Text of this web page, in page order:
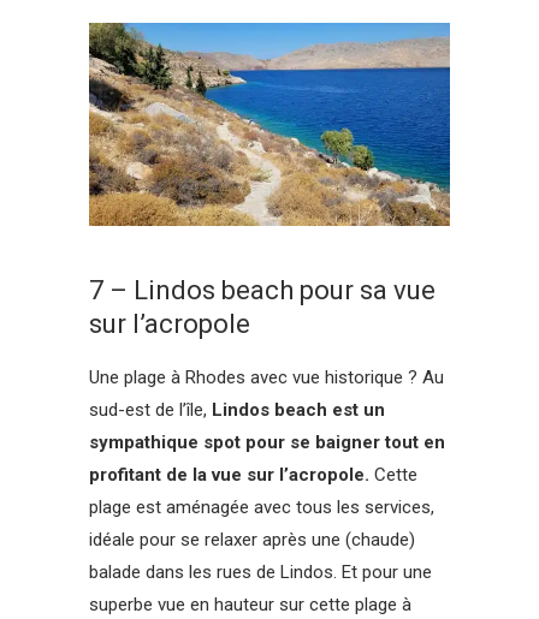
7 – Lindos beach pour sa vue
sur l’acropole
Une plage à Rhodes avec vue historique ? Au
sud-est de l’île, Lindos beach est un
sympathique spot pour se baigner tout en
profitant de la vue sur l’acropole. Cette
plage est aménagée avec tous les services,
idéale pour se relaxer après une (chaude)
balade dans les rues de Lindos. Et pour une
superbe vue en hauteur sur cette plage à